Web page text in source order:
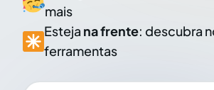
mais
Esteja na frente: descubra
ferramentas